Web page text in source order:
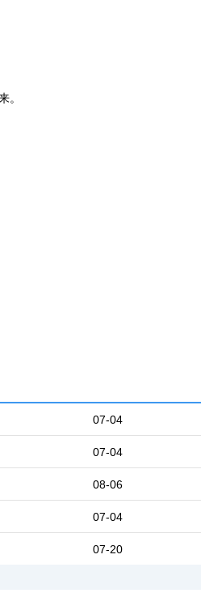
。
07-04
07-04
08-06
07-04
07-20